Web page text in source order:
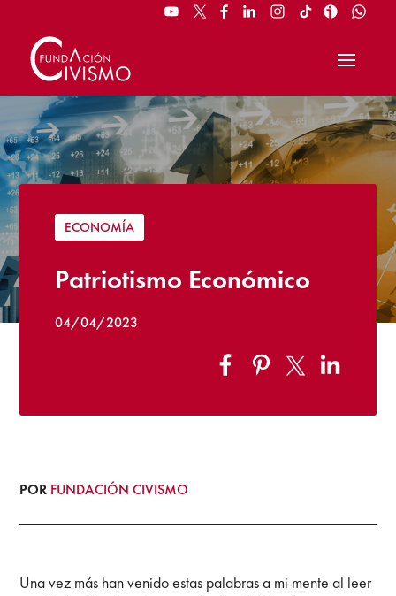
ECONOMÍA
Patriotismo Económico
04/04/2023
POR FUNDACIÓN CIVISMO
Una vez más han venido estas palabras a mi mente al leer